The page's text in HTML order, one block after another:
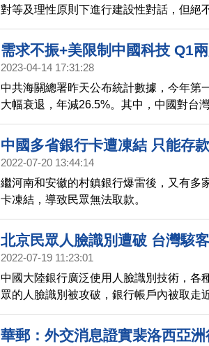
對等及理性原則下進行建設性對話，但絕
政治框架，應以開放態度進行，才能有助
需求不振+美限制中國科技 Q1
2023-04-14 17:31:28
中共海關總署昨天公布統計數據，今年第
大幅衰退，年減26.5%。其中，中國對台
跌28%。對此，中經院第一研究所助研究
產品市場萎縮、去庫存，加上美國對中共
成影響。
中國多省銀行卡遭凍結 只能存
2022-07-20 13:44:14
繼河南和安徽的村鎮銀行爆雷後，又有多
卡凍結，導致民眾無法取款。
北京民眾人臉識別遭破 台灣駭
2022-07-19 11:23:01
中國大陸銀行廣泛使用人臉識別技術，各
眾的人臉識別被攻破，銀行帳戶內被取走
189.2萬元），但登錄者的IP卻顯示在台灣
華郵：外交消息證實裴洛西亞